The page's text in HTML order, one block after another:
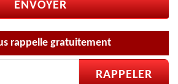
rappelle gratuitement